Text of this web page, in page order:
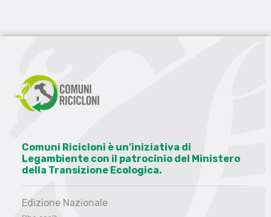
Comuni Ricicloni è un’iniziativa di
Legambiente con il patrocinio del Ministero
della Transizione Ecologica.
Edizione Nazionale